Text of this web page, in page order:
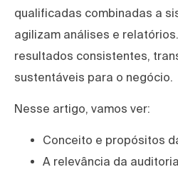
qualificadas combinadas a
agilizam análises e
resultados consistentes,
sustentáveis para o negócio.
Nesse artigo, vamos ver:
Conceito e propósitos
A relevância da